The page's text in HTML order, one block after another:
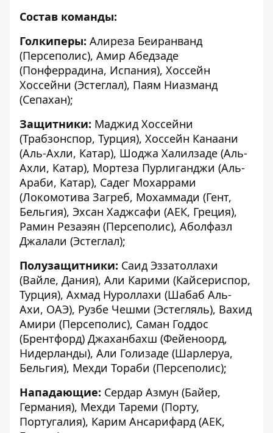
Состав команды:
Голкиперы: Алиреза Беиранванд
(Персеполис), Амир Абедзаде
(Понферрадина, Испания), Хоссейн
Хоссейни (Эстеглал), Паям Ниазманд
(Сепахан);
Защитники: Маджид Хоссейни
(Трабзонспор, Турция), Хоссейн Канаани
(Аль-Ахли, Катар), Шоджа Халилзаде (Аль-
Ахли, Катар), Мортеза Пурлиганджи (Аль-
Араби, Катар), Садег Мохаррами
(Локомотива Загреб, Мохаммади (Гент,
Бельгия), Эхсан Хаджсафи (АЕК, Греция),
Рамин Резаэян (Персеполис), Аболфазл
Джалали (Эстеглал);
Полузащитники: Саид Эззатоллахи
(Вайле, Дания), Али Карими (Кайсериспор,
Турция), Ахмад Нуроллахи (Шабаб Аль-
Ахи, ОАЭ), Рузбе Чешми (Эстегляль), Вахид
Амири (Персеполис), Саман Годдос
(Брентфорд) Джаханбахш (Фейеноорд,
Нидерланды), Али Голизаде (Шарлеруа,
Бельгия), Мехди Тораби (Персеполис);
Нападающие: Сердар Азмун (Байер,
Германия), Мехди Тареми (Порту,
Португалия), Карим Ансарифард (АЕК,